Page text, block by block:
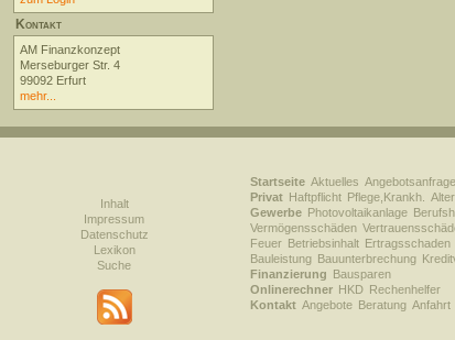
Kontakt
AM Finanzkonzept
Merseburger Str. 4
99092 Erfurt
mehr...
Inhalt
Impressum
Datenschutz
Lexikon
Suche
Startseite Aktuelles
Privat Haftpflicht Pflege,Krankh.
Gewerbe Photovoltaikanlage
Vermögensschäden
Feuer Betriebsinhalt Ertragsschaden
Bauleistung Bauunterbrechung
Finanzierung Bausparen
Onlinerechner HKD Rechenhelfer
Kontakt Angebote Beratung Anfahrt